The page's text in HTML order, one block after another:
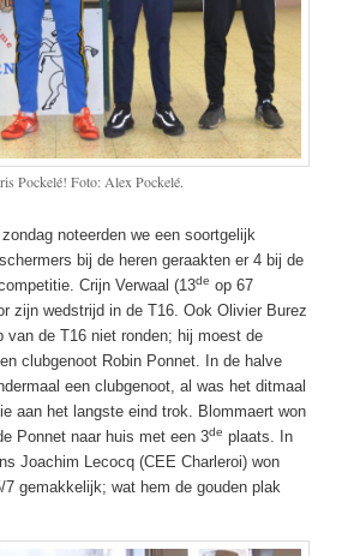
Pockelé! Foto: Alex Pockelé.
noteerden we een soortgelijk
bij de heren geraakten er 4 bij de
Crijn Verwaal (13de op 67
zijn wedstrijd in de T16. Ook Olivier Burez
van de T16 niet ronden; hij moest de
clubgenoot Robin Ponnet. In de halve
een clubgenoot, al was het ditmaal
aan het langste eind trok. Blommaert won
Ponnet naar huis met een 3de plaats. In
Joachim Lecocq (CEE Charleroi) won
7 gemakkelijk; wat hem de gouden plak